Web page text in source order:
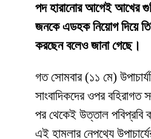
পদ হারানোর আগেই আখের
জনকে এডহক নিয়োগ দিয়ে
করছেন বলেও জানা গেছে।
​গত সোমবার (১১ মে)
সাংবাদিকদের ওপর বহিরাগত
পর থেকেই উত্তাল পবিপ্রবি
এই হামলার নেপথ্যে